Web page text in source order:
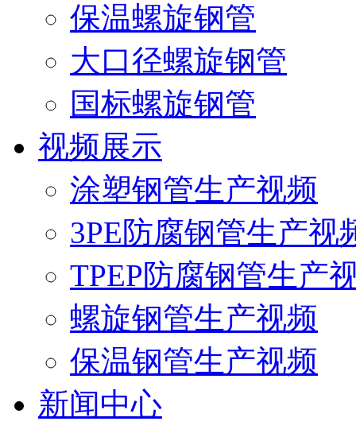
保温螺旋钢管
大口径螺旋钢管
国标螺旋钢管
视频展示
涂塑钢管生产视频
3PE防腐钢管生产视
TPEP防腐钢管生产
螺旋钢管生产视频
保温钢管生产视频
新闻中心